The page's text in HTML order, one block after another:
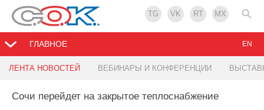
TG VK RT MX
ГЛАВНОЕ
ЛЕНТА НОВОСТЕЙ ВЕБИНАРЫ И КОНФЕРЕНЦИИ
EN
Сочи перейдет на закрытое теплоснабжение
Центр энергосбережения Хакасии
1192 0
18 НОЯБРЯ 2011
ROCKWOOL объявляет победителей
2139 0
17 НОЯБРЯ 2011